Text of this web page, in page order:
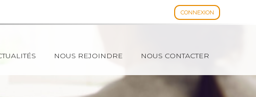
CONNEXION
NOUS REJOINDRE NOUS CONTACTER